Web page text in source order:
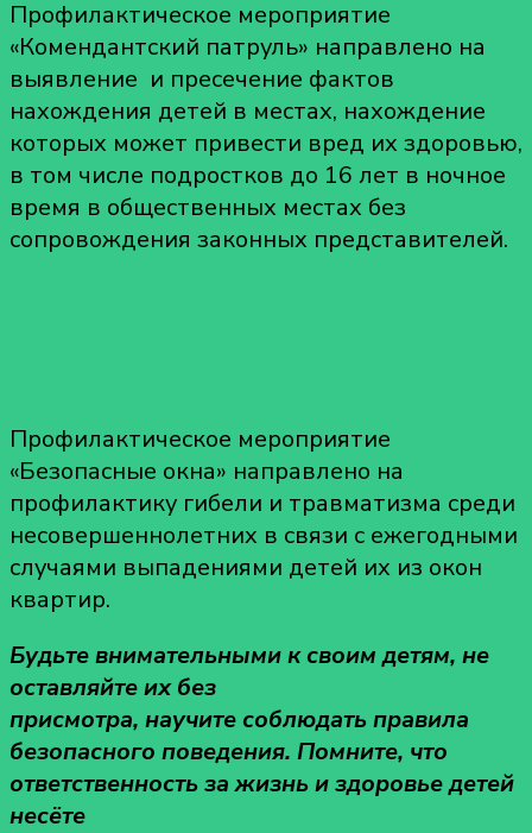
Профилактическое мероприятие
«Комендантский патруль» направлено на
выявление и пресечение фактов
нахождения детей в местах, нахождение
которых может привести вред их здоровью,
в том числе подростков до 16 лет в ночное
время в общественных местах без
сопровождения законных представителей.
Профилактическое мероприятие
«Безопасные окна» направлено на
профилактику гибели и травматизма среди
несовершеннолетних в связи с ежегодными
случаями выпадениями детей их из окон
квартир.
Будьте внимательными к своим детям, не
оставляйте их без
присмотра, научите соблюдать правила
безопасного поведения. Помните, что
ответственность за жизнь и здоровье детей
несёте